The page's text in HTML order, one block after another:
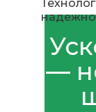
—
надежно